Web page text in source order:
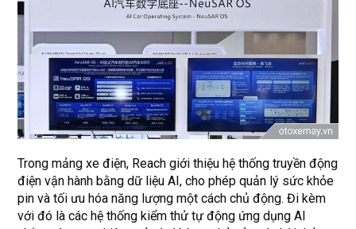
Trong mảng xe điện, Reach giới thiệu hệ thống truyền động
điện vận hành bằng dữ liệu AI, cho phép quản lý sức khỏe
pin và tối ưu hóa năng lượng một cách chủ động. Đi kèm
với đó là các hệ thống kiểm thử tự động ứng dụng AI